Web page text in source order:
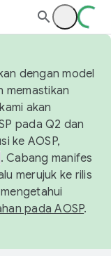
dengan model
memastikan
akan
pada Q2 dan
ke AOSP,
. Cabang manifes
merujuk ke rilis
pada AOSP.